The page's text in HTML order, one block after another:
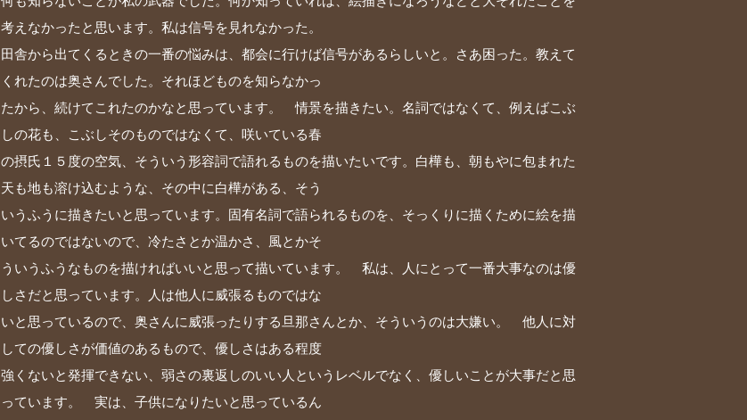
考えなかったと思います。私は信号を見れなかった。
田舎から出てくるときの一番の悩みは、都会に行けば信号があるらしいと。さあ困った。教えて
くれたのは奥さんでした。それほどものを知らなかっ
たから、続けてこれたのかなと思っています。 情景を描きたい。名詞ではなくて、例えばこぶ
しの花も、こぶしそのものではなくて、咲いている春
の摂氏１５度の空気、そういう形容詞で語れるものを描いたいです。白樺も、朝もやに包まれた
天も地も溶け込むような、その中に白樺がある、そう
いうふうに描きたいと思っています。固有名詞で語られるものを、そっくりに描くために絵を描
いてるのではないので、冷たさとか温かさ、風とかそ
ういうふうなものを描ければいいと思って描いています。 私は、人にとって一番大事なのは優
しさだと思っています。人は他人に威張るものではな
いと思っているので、奥さんに威張ったりする旦那さんとか、そういうのは大嫌い。 他人に対
しての優しさが価値のあるもので、優しさはある程度
強くないと発揮できない、弱さの裏返しのいい人というレベルでなく、優しいことが大事だと思
っています。 実は、子供になりたいと思っているん